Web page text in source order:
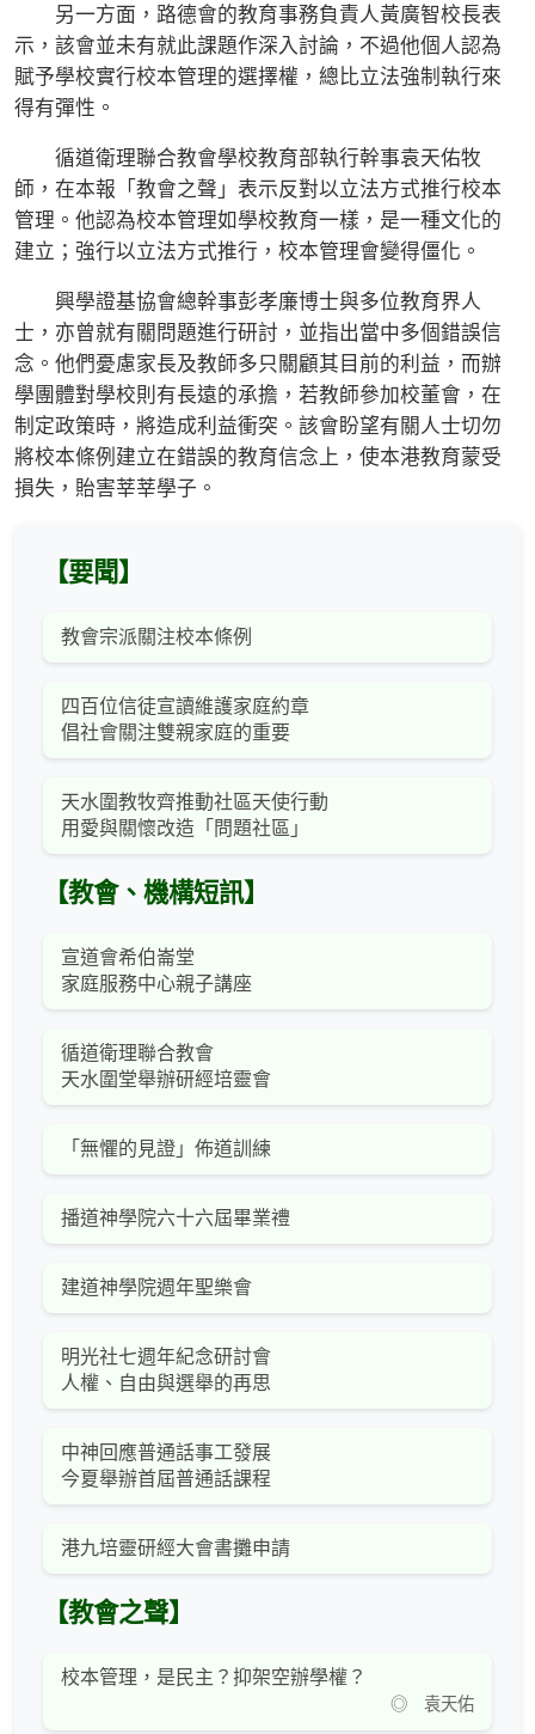
另一方面，路德會的教育事務負責人黃廣智校長表
示，該會並未有就此課題作深入討論，不過他個人認為
賦予學校實行校本管理的選擇權，總比立法強制執行來
得有彈性。
循道衛理聯合教會學校教育部執行幹事袁天佑牧
師，在本報「教會之聲」表示反對以立法方式推行校本
管理。他認為校本管理如學校教育一樣，是一種文化的
建立；強行以立法方式推行，校本管理會變得僵化。
興學證基協會總幹事彭孝廉博士與多位教育界人
士，亦曾就有關問題進行研討，並指出當中多個錯誤信
念。他們憂慮家長及教師多只關顧其目前的利益，而辦
學團體對學校則有長遠的承擔，若教師參加校董會，在
制定政策時，將造成利益衝突。該會盼望有關人士切勿
將校本條例建立在錯誤的教育信念上，使本港教育蒙受
損失，貽害莘莘學子。
【要聞】
教會宗派關注校本條例
四百位信徒宣讀維護家庭約章
倡社會關注雙親家庭的重要
天水圍教牧齊推動社區天使行動
用愛與關懷改造「問題社區」
【教會、機構短訊】
宣道會希伯崙堂
家庭服務中心親子講座
循道衛理聯合教會
天水圍堂舉辦研經培靈會
「無懼的見證」佈道訓練
播道神學院六十六屆畢業禮
建道神學院週年聖樂會
明光社七週年紀念研討會
人權、自由與選舉的再思
中神回應普通話事工發展
今夏舉辦首屆普通話課程
港九培靈研經大會書攤申請
【教會之聲】
校本管理，是民主？抑架空辦學權？
◎ 袁天佑